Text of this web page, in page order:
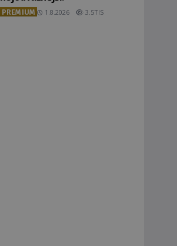
PREMIUM 1.8.2026 3.5TIS